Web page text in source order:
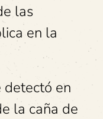
las
en la
detectó en
la caña de